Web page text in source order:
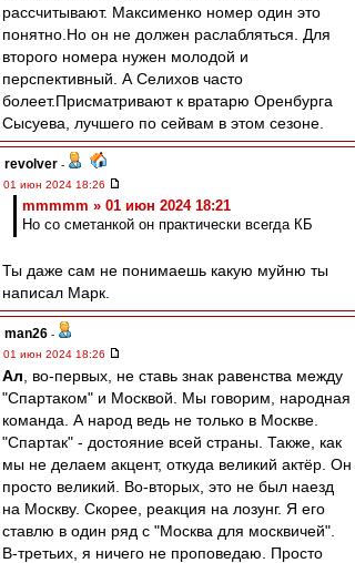
рассчитывают. Максименко номер один это
понятно.Но он не должен раслабляться. Для
второго номера нужен молодой и
перспективный. А Селихов часто
болеет.Присматривают к вратарю Оренбурга
Сысуева, лучшего по сейвам в этом сезоне.
revolver -
01 июн 2024 18:26
mmmmm » 01 июн 2024 18:21
Но со сметанкой он практически всегда КБ
Ты даже сам не понимаешь какую муйню ты
написал Марк.
man26 -
01 июн 2024 18:26
Ал , во-первых, не ставь знак равенства между
"Спартаком" и Москвой. Мы говорим, народная
команда. А народ ведь не только в Москве.
"Спартак" - достояние всей страны. Также, как
мы не делаем акцент, откуда великий актёр. Он
просто великий. Во-вторых, это не был наезд
на Москву. Скорее, реакция на лозунг. Я его
ставлю в один ряд с "Москва для москвичей".
В-третьих, я ничего не проповедаю. Просто